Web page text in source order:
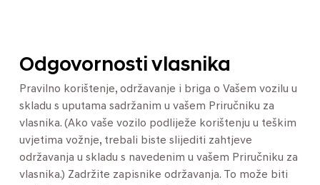
Odgovornosti vlasnika
Pravilno korištenje, održavanje i briga o Vašem vozilu u
skladu s uputama sadržanim u vašem Priručniku za
vlasnika. (Ako vaše vozilo podliježe korištenju u teškim
uvjetima vožnje, trebali biste slijediti zahtjeve
održavanja u skladu s navedenim u vašem Priručniku za
vlasnika.) Zadržite zapisnike održavanja. To može biti